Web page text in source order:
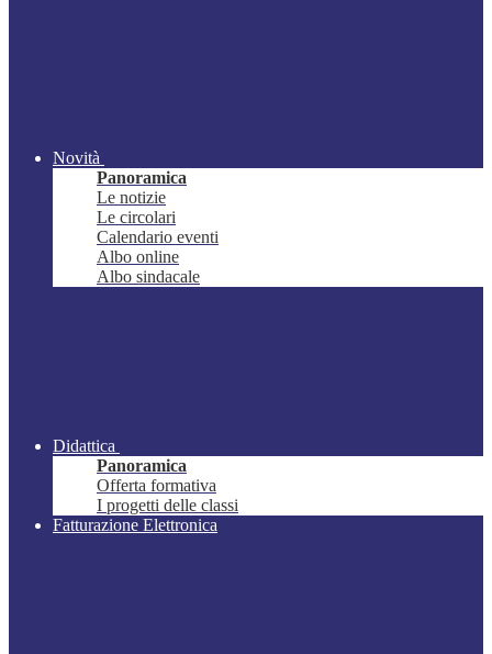
Novità
Panoramica
Le notizie
Le circolari
Calendario eventi
Albo online
Albo sindacale
Didattica
Panoramica
Offerta formativa
I progetti delle classi
Fatturazione Elettronica